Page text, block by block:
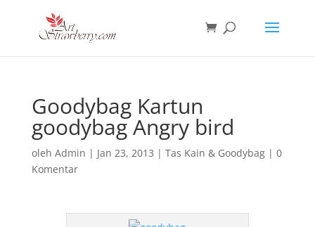
Goodybag Kartun
goodybag Angry bird
oleh Admin | Jan 23, 2013 | Tas Kain & Goodybag| 0
Komentar